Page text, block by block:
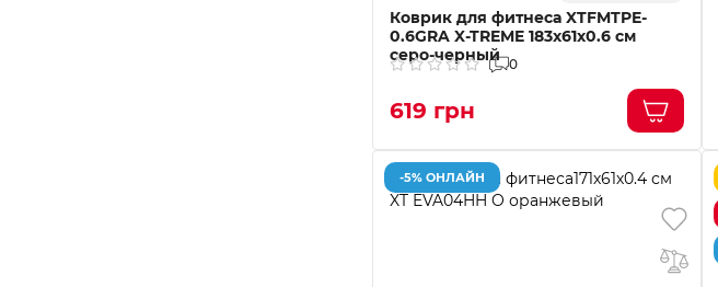
Коврик для фитнеса XTFMTPE-
0.6GRA X-TREME 183x61x0.6 см
серо-черный 0
619 грн
-5% ОНЛАЙН